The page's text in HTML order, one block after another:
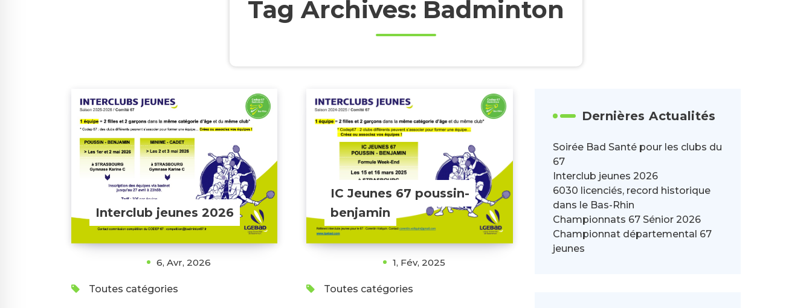
Tag Archives: Badminton
Interclub jeunes 2026
6, Avr, 2026
Toutes catégories
IC Jeunes 67 poussin-
benjamin
1, Fév, 2025
Toutes catégories
Dernières Actualités
Soirée Bad Santé pour les clubs du
67
Interclub jeunes 2026
6030 licenciés, record historique
dans le Bas-Rhin
Championnats 67 Sénior 2026
Championnat départemental 67
jeunes